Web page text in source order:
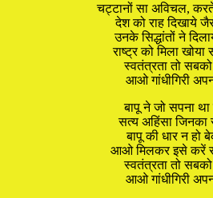
चट्टानों सा अविचल,
देश को राह दिखाये
उनके सिद्धांतों ने
राष्ट्र को मिला खोया
स्वतंत्रता तो सबको
आओ गांधीगिरी
बापू ने जो सपना था
सत्य अहिंसा जिनका
बापू की धार न हो
आओ मिलकर इसे करें
स्वतंत्रता तो सबको
आओ गांधीगिरी